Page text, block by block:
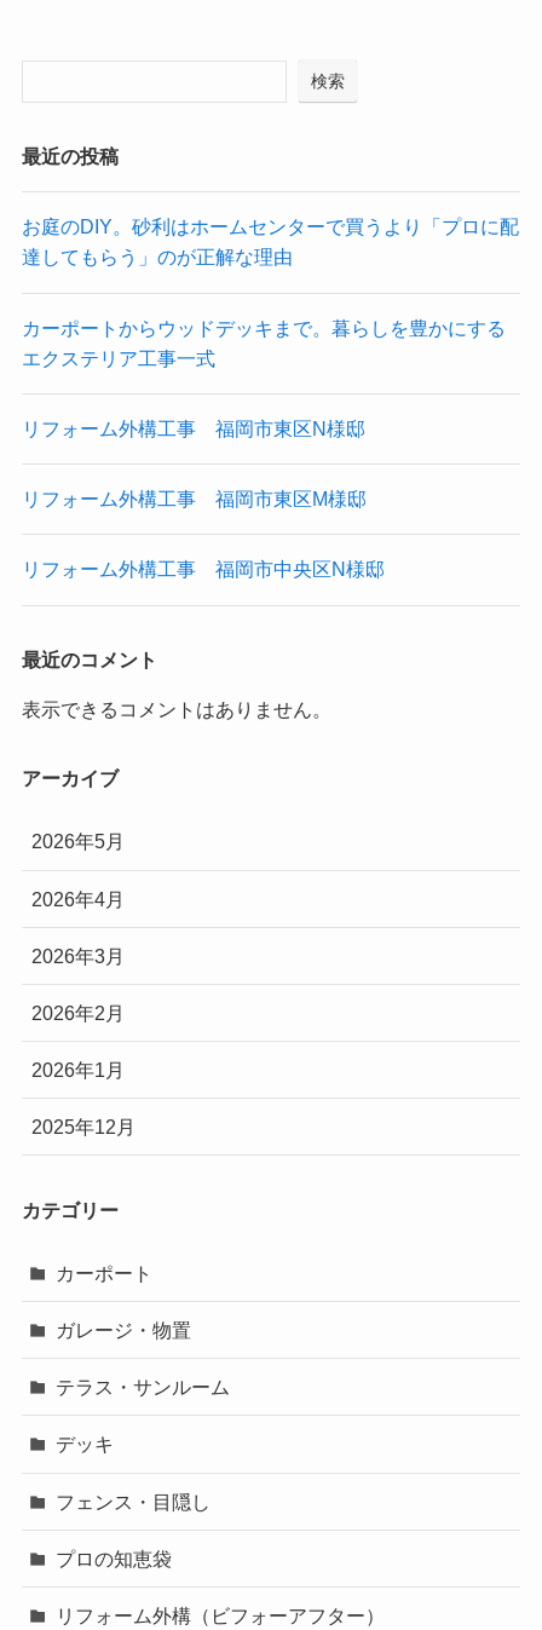
検索
最近の投稿
お庭のDIY。砂利はホームセンターで買うより「プロに配
達してもらう」のが正解な理由
カーポートからウッドデッキまで。暮らしを豊かにする
エクステリア工事一式
リフォーム外構工事 福岡市東区N様邸
リフォーム外構工事 福岡市東区M様邸
リフォーム外構工事 福岡市中央区N様邸
最近のコメント
表示できるコメントはありません。
アーカイブ
2026年5月
2026年4月
2026年3月
2026年2月
2026年1月
2025年12月
カテゴリー
カーポート
ガレージ・物置
テラス・サンルーム
デッキ
フェンス・目隠し
プロの知恵袋
リフォーム外構（ビフォーアフター）